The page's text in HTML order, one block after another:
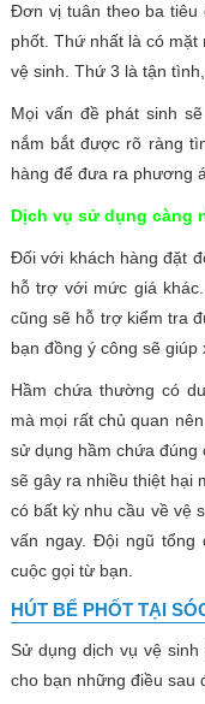
Đơn vị tuân theo ba tiêu
phốt. Thứ nhất là có mặt
vệ sinh. Thứ 3 là tận
Mọi vấn đề phát sinh
nắm bắt được rõ ràng
hàng để đưa ra phương
Dịch vụ sử dụng càng
Đối với khách hàng đặt
hỗ trợ với mức giá
cũng sẽ hỗ trợ kiểm tra
bạn đồng ý công sẽ
Hầm chứa thường có
mà mọi rất chủ quan
sử dụng hầm chứa đúng
sẽ gây ra nhiều thiệt hại
có bất kỳ nhu cầu về vệ
vấn ngay. Đội ngũ tổng
cuộc gọi từ bạn.
HÚT BỂ PHỐT TẠI
Sử dụng dịch vụ vệ
cho bạn những điều sau